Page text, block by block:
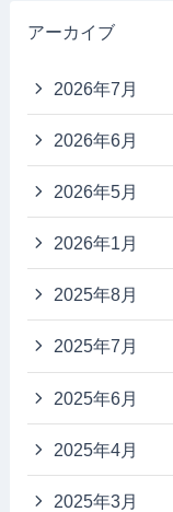
アーカイブ
2026年7月
2026年6月
2026年5月
2026年1月
2025年8月
2025年7月
2025年6月
2025年4月
2025年3月